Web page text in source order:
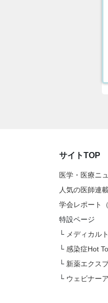
サイトTOP
医学・医療ニ
人気の医師連
学会レポート（
特設ページ
└ メディカル
└ 感染症Hot
└ 新薬エクス
└ ウェビナー